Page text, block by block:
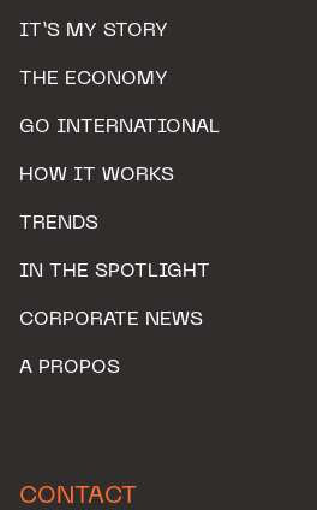
IT’S MY STORY
THE ECONOMY
GO INTERNATIONAL
HOW IT WORKS
TRENDS
IN THE SPOTLIGHT
CORPORATE NEWS
A PROPOS
CONTACT